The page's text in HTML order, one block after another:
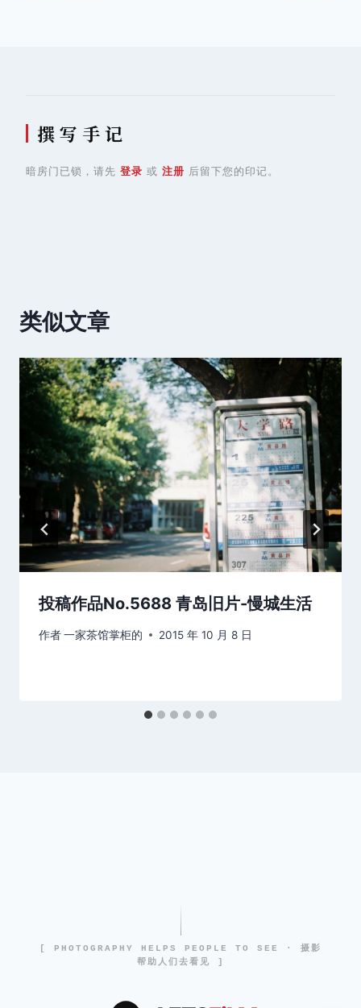
撰 写 手 记
暗房门已锁，请先 登录 或 注册 后留下您的印记。
类似文章
投稿作品No.5688 青岛旧片-慢城生活
作者一家茶馆掌柜的 2015 年 10 月 8 日
[ PHOTOGRAPHY HELPS PEOPLE TO SEE · 摄影
帮助人们去看见 ]